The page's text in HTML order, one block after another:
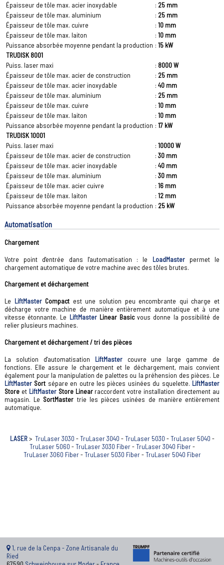
Épaisseur de tôle max. acier inoxydable
: 25 mm
Épaisseur de tôle max. aluminium
: 25 mm
Épaisseur de tôle max. cuivre
: 10 mm
Épaisseur de tôle max. laiton
: 10 mm
Puissance absorbée moyenne pendant la production : 15 kW
TRUDISK 8001
Puiss. laser maxi
: 8000 W
Épaisseur de tôle max. acier de construction
: 25 mm
Épaisseur de tôle max. acier inoxydable
: 40 mm
Épaisseur de tôle max. aluminium
: 25 mm
Épaisseur de tôle max. cuivre
: 10 mm
Épaisseur de tôle max. laiton
: 10 mm
Puissance absorbée moyenne pendant la production : 17 kW
TRUDISK 10001
Puiss. laser maxi
: 10000 W
Épaisseur de tôle max. acier de construction
: 30 mm
Épaisseur de tôle max. acier inoxydable
: 40 mm
Épaisseur de tôle max. aluminium
: 30 mm
Épaisseur de tôle max. acier cuivre
: 16 mm
Épaisseur de tôle max. laiton
: 12 mm
Puissance absorbée moyenne pendant la production : 25 kW
Automatisation
Chargement
Votre point d'entrée dans l'automatisation : le LoadMasterpermet le
chargement automatique de votre machine avec des tôles brutes.
Chargement et déchargement
Le LiftMasterCompact est une solution peu encombrante qui charge et
décharge votre machine de manière entièrement automatique et à une
vitesse étonnante. Le LiftMasterLinear Basicvous donne la possibilité de
relier plusieurs machines.
Chargement et déchargement / tri des pièces
La solution d'automatisation LiftMastercouvre une large gamme de
fonctions. Elle assure le chargement et le déchargement, mais convient
également pour la manipulation de palettes ou la préhension des pièces. Le
LiftMasterSort sépare en outre les pièces usinées du squelette. LiftMaster
Storeet LiftMasterStore Linearraccordent votre installation directement au
magasin. Le SortMaster trie les pièces usinées de manière entièrement
automatique.
LASER> TruLaser 3030 -TruLaser 3040 -TruLaser 5030 -TruLaser 5040 -
TruLaser 5060 -TruLaser 3030 Fiber-TruLaser 3040 Fiber-
TruLaser 3060 Fiber-TruLaser 5030 Fiber-TruLaser 5040 Fiber
1, rue de la Cenpa - Zone Artisanale du
Ried